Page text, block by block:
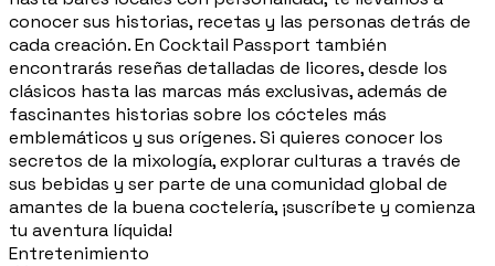
conocer sus historias, recetas y las personas detrás de
cada creación. En Cocktail Passport también
encontrarás reseñas detalladas de licores, desde los
clásicos hasta las marcas más exclusivas, además de
fascinantes historias sobre los cócteles más
emblemáticos y sus orígenes. Si quieres conocer los
secretos de la mixología, explorar culturas a través de
sus bebidas y ser parte de una comunidad global de
amantes de la buena coctelería, ¡suscríbete y comienza
tu aventura líquida!
Entretenimiento